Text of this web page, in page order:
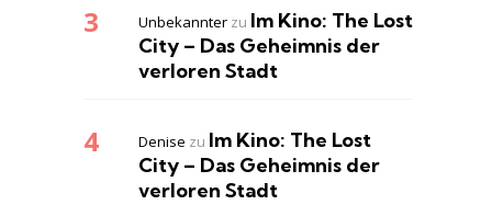
Unbekannter zu Im Kino: The Lost
City – Das Geheimnis der
verloren Stadt
Denise zu Im Kino: The Lost
City – Das Geheimnis der
verloren Stadt